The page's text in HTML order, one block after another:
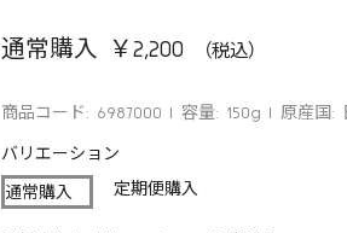
通常購入 ￥2,200
商品コード: 6987000 容量: 150g 原産国:
バリエーション
通常購入 定期便購入